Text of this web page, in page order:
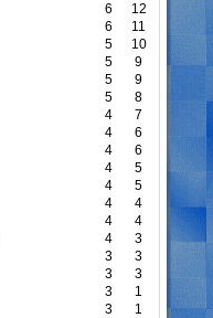
6
12
6
11
5
10
5
9
5
9
5
8
4
7
4
6
4
6
4
5
4
5
4
4
4
4
4
3
3
3
3
3
3
1
3
1